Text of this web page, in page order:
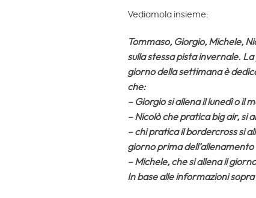
Vediamola insieme:
Tommaso, Giorgio, Michele,
sulla stessa pista invernale.
giorno della settimana è
che:
– Giorgio si allena il lunedì o il
– Nicolò che pratica big air, si
– chi pratica il bordercross si
giorno prima dell’allenamento
– Michele, che si allena il
In base alle informazioni